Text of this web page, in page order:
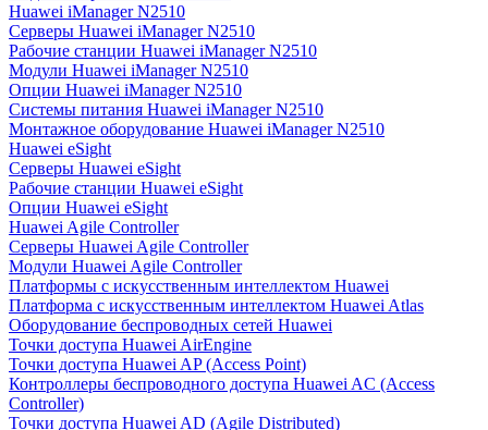
Huawei iManager N2510
Серверы Huawei iManager N2510
Рабочие станции Huawei iManager N2510
Модули Huawei iManager N2510
Опции Huawei iManager N2510
Системы питания Huawei iManager N2510
Монтажное оборудование Huawei iManager N2510
Huawei eSight
Серверы Huawei eSight
Рабочие станции Huawei eSight
Опции Huawei eSight
Huawei Agile Controller
Серверы Huawei Agile Controller
Модули Huawei Agile Controller
Платформы с искусственным интеллектом Huawei
Платформа с искусственным интеллектом Huawei Atlas
Оборудование беспроводных сетей Huawei
Точки доступа Huawei AirEngine
Точки доступа Huawei AP (Access Point)
Контроллеры беспроводного доступа Huawei AC (Access
Controller)
Точки доступа Huawei AD (Agile Distributed)